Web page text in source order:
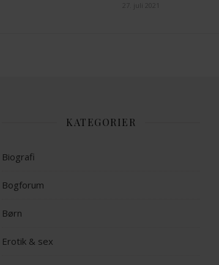
27. juli 2021
KATEGORIER
Biografi
Bogforum
Børn
Erotik & sex